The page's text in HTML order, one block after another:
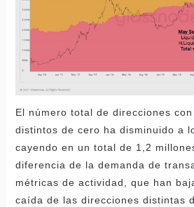
El número total de direcciones
distintos de cero ha disminuido a
cayendo en un total de 1,2
diferencia de la demanda de
métricas de actividad, que han
caída de las direcciones distintas